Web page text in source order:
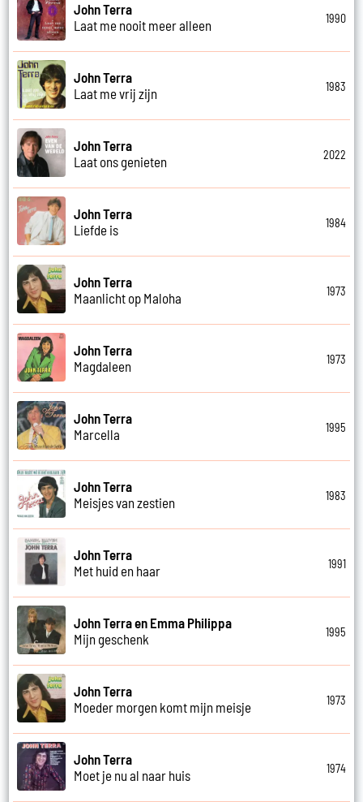
John Terra
Laat me nooit meer alleen
1990
John Terra
Laat me vrij zijn
1983
John Terra
Laat ons genieten
2022
John Terra
Liefde is
1984
John Terra
Maanlicht op Maloha
1973
John Terra
Magdaleen
1973
John Terra
Marcella
1995
John Terra
Meisjes van zestien
1983
John Terra
Met huid en haar
1991
John Terra en Emma Philippa
Mijn geschenk
1995
John Terra
Moeder morgen komt mijn meisje
1973
John Terra
Moet je nu al naar huis
1974